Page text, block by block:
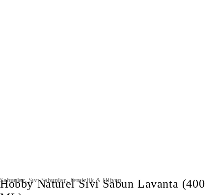
Sabunlar,Sıvı Sabunlar, Temizlik & Hijyen
Hobby Naturel Sıvı Sabun Lavanta (400